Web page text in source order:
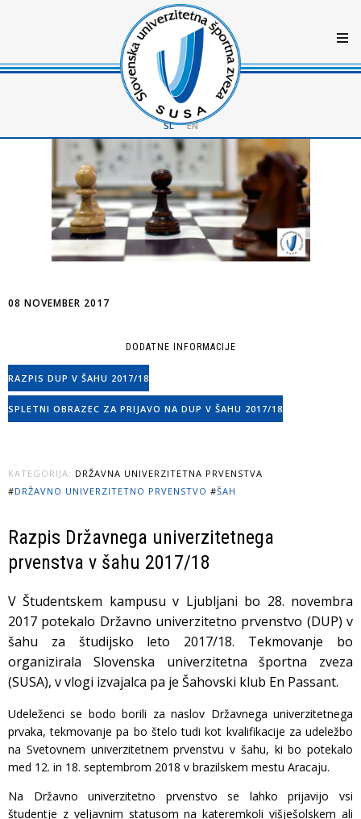
SL EN
08 NOVEMBER 2017
DODATNE INFORMACIJE
RAZPIS DUP V ŠAHU 2017/18
SPLETNI OBRAZEC ZA PRIJAVO NA DUP V ŠAHU 2017/18
KATEGORIJA: DRŽAVNA UNIVERZITETNA PRVENSTVA
#DRŽAVNO UNIVERZITETNO PRVENSTVO #ŠAH
Razpis Državnega univerzitetnega
prvenstva v šahu 2017/18
V Študentskem kampusu v Ljubljani bo 28. novembra
2017 potekalo Državno univerzitetno prvenstvo (DUP) v
šahu za študijsko leto 2017/18. Tekmovanje bo
organizirala Slovenska univerzitetna športna zveza
(SUSA), v vlogi izvajalca pa je Šahovski klub En Passant.
Udeleženci se bodo borili za naslov Državnega univerzitetnega
prvaka, tekmovanje pa bo štelo tudi kot kvalifikacije za udeležbo
na Svetovnem univerzitetnem prvenstvu v šahu, ki bo potekalo
med 12. in 18. septembrom 2018 v brazilskem mestu Aracaju.
Na Državno univerzitetno prvenstvo se lahko prijavijo vsi
študentje z veljavnim statusom na kateremkoli višješolskem ali